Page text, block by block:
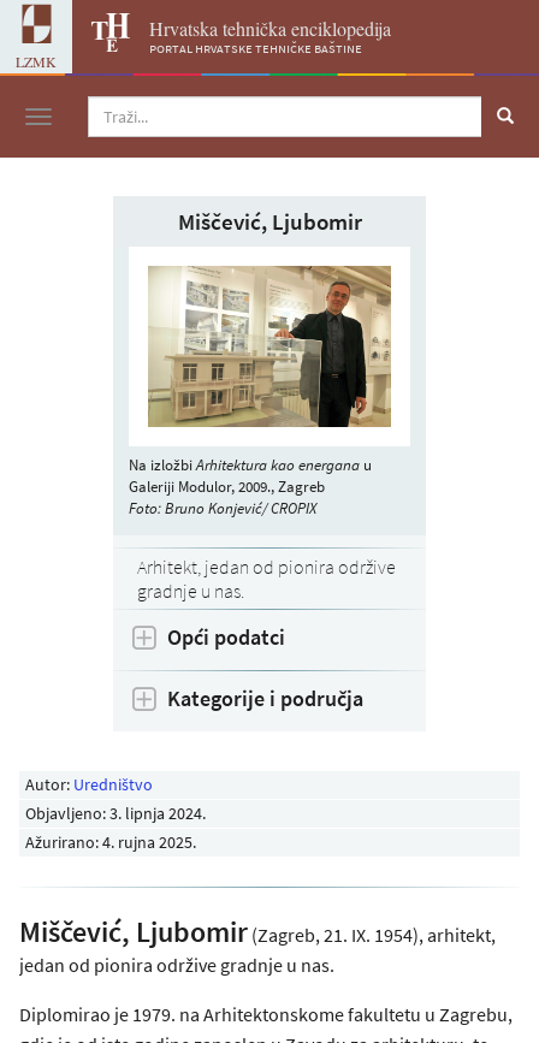
LZMK
Hrvatska tehnička enciklopedija
portal hrvatske tehničke baštine
Navigacija
Autor: Uredništvo
Objavljeno:3. lipnja 2024.
Ažurirano: 4. rujna 2025.
Miščević, Ljubomir (Zagreb, 21. IX. 1954), arhitekt,
jedan od pionira održive gradnje u nas.
Diplomirao je 1979. na Arhitektonskome fakultetu u Zagrebu,
Miščević, Ljubomir
Na izložbiArhitektura kao energana u
Galeriji Modulor, 2009., Zagreb
Foto: Bruno Konjević/ CROPIX
Arhitekt, jedan od pionira održive
gradnje u nas.
Opći podatci
Kategorije i područja